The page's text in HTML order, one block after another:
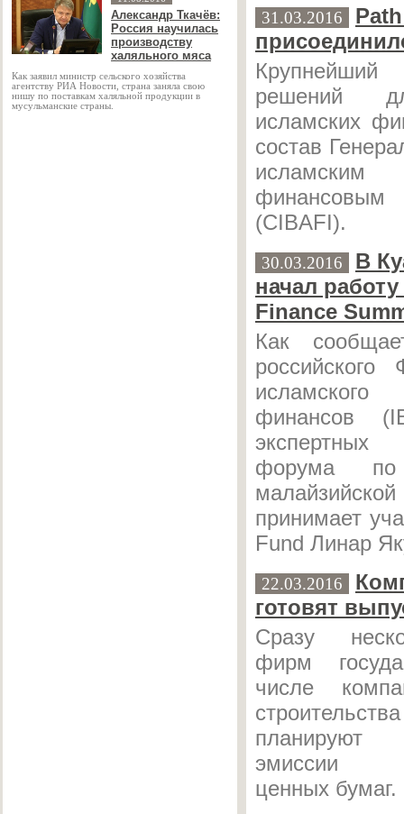
Александр Ткачёв:
Россия научилась
производству
халяльного мяса
Как заявил министр сельского хозяйства
агентству РИА Новости, страна заняла свою
нишу по поставкам халяльной продукции в
мусульманские страны.
31.03.2016
решений
исламских
состав
(CIBAFI).
30.03.2016
В
начал
Finance
Как
российского
финансов
форума по
принимает
Fund Линар
22.03.2016
готовят
Сразу
фирм
числе
планируют
эмиссии
ценных бумаг.